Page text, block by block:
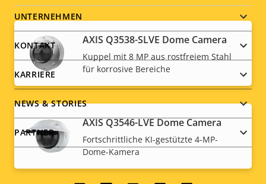
AXIS Q3538-SLVE Dome Camera
Kuppel mit 8 MP aus rostfreiem Stahl
für korrosive Bereiche
AXIS Q3546-LVE Dome Camera
Fortschrittliche KI-gestützte 4-MP-
Dome-Kamera
Footer
menu
UNTERNEHMEN
KONTAKT
KARRIERE
NEWS & STORIES
PARTNER